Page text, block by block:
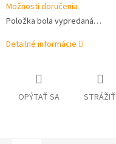
Možnosti doručenia
Položka bola vypredaná…
Detailné informácie
OPÝTAŤ SA STRÁŽIŤ